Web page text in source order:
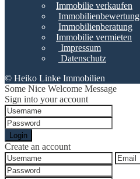
Immobilie verkaufen
Immobilienbewertung
Immobilienberatung
Immobilie vermieten
Impressum
Datenschutz
© Heiko Linke Immobilien
Some Nice Welcome Message
Sign into your account
Login
Create an account